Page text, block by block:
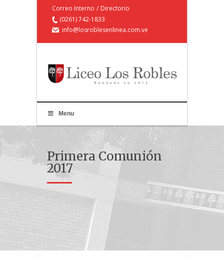
Correo Interno / Directorio
(0261) 742-1833
info@losroblesenlinea.com.ve
Menu
Primera Comunión
2017